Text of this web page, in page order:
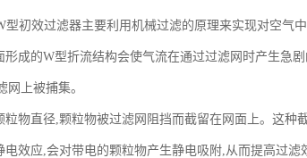
型初效过滤器主要利用机械过滤的原理来实现对空气
形成的W型折流结构会使气流在通过过滤网时产生急
网上被捕集。
物直径,颗粒物被过滤网阻挡而截留在网面上。这种
效应,会对带电的颗粒物产生静电吸附,从而提高过